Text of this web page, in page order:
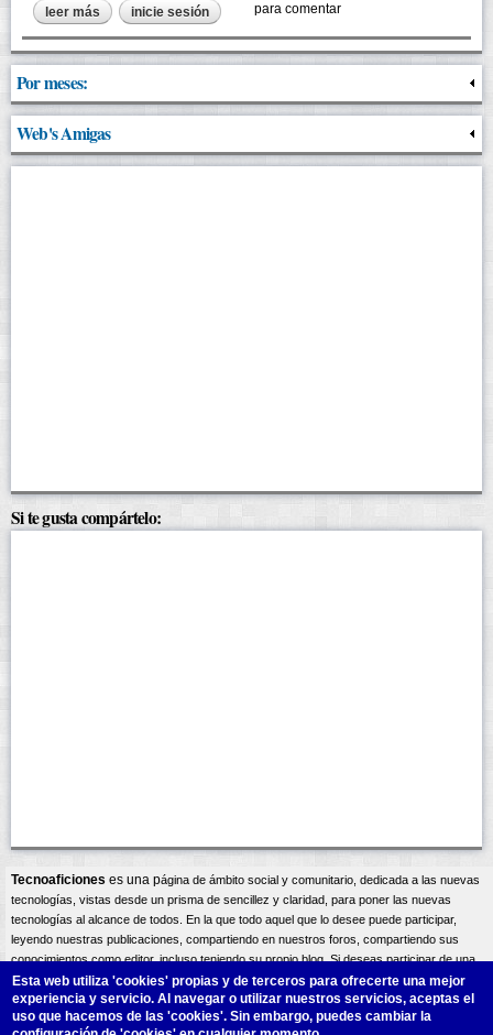
leer más sobre llega la gamescom, con todas las novedades en el
mundo de los videojuegos
inicie sesión para comentar
Por meses:
Web's Amigas
Si te gusta compártelo:
Tecnoaficiones es una página de ámbito social y comunitario, dedicada a las nuevas
tecnologías, vistas desde un prisma de sencillez y claridad, para poner las nuevas
tecnologías al alcance de todos. En la que todo aquel que lo desee puede participar,
leyendo nuestras publicaciones, compartiendo en nuestros foros, compartiendo sus
conocimientos como editor, incluso teniendo su propio blog. Si deseas participar de una
forma activa bien como editor compartiendo tus conocimientos, o incluso teniendo tu
propio blog, una vez te registres podrás contactar con los administradores del sitio, y así
exponer tus intereses y necesidades. Un saludo atento A.Lliso.
Esta web utiliza 'cookies' propias y de terceros para ofrecerte una mejor
experiencia y servicio. Al navegar o utilizar nuestros servicios, aceptas el
uso que hacemos de las 'cookies'. Sin embargo, puedes cambiar la